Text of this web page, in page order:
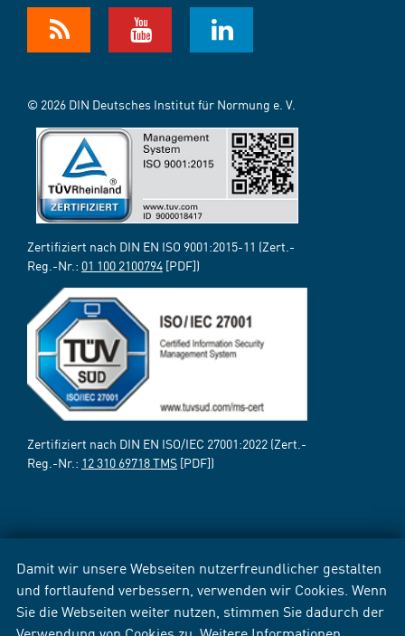
Damit wir unsere Webseiten nutzerfreundlicher gestalten
und fortlaufend verbessern, verwenden wir Cookies. Wenn
Sie die Webseiten weiter nutzen, stimmen Sie dadurch der
© 2026 DIN Deutsches Institut für Normung e. V.
Zertifiziert nach DIN EN ISO 9001:2015-11 (Zert.-
Reg.-Nr.: 01 100 2100794 [PDF])
Zertifiziert nach DIN EN ISO/IEC 27001:2022 (Zert.-
Reg.-Nr.: 12 310 69718 TMS [PDF])